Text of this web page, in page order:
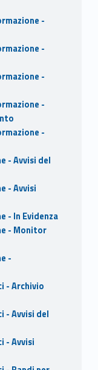
-
-
-
-
-
- Avvisi del
- Avvisi
- In Evidenza
- Monitor
-
- Archivio
- Avvisi del
- Avvisi